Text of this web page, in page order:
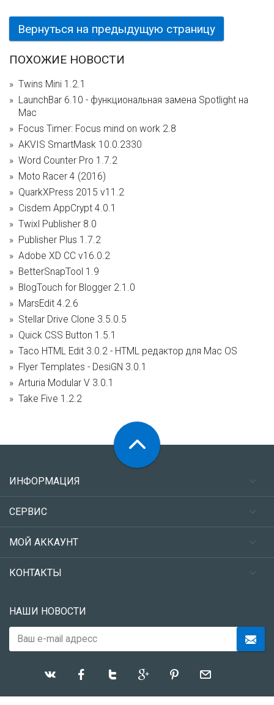
Вернуться на предыдущую страницу
ПОХОЖИЕ НОВОСТИ
Twins Mini 1.2.1
LaunchBar 6.10 - функциональная замена Spotlight на
Mac
Focus Timer: Focus mind on work 2.8
AKVIS SmartMask 10.0.2330
Word Counter Pro 1.7.2
Moto Racer 4 (2016)
QuarkXPress 2015 v11.2
Cisdem AppCrypt 4.0.1
Twixl Publisher 8.0
Publisher Plus 1.7.2
Adobe XD CC v16.0.2
BetterSnapTool 1.9
BlogTouch for Blogger 2.1.0
MarsEdit 4.2.6
Stellar Drive Clone 3.5.0.5
Quick CSS Button 1.5.1
Taco HTML Edit 3.0.2 - HTML редактор для Mac OS
Flyer Templates - DesiGN 3.0.1
Arturia Modular V 3.0.1
Take Five 1.2.2
ИНФОРМАЦИЯ
СЕРВИС
МОЙ АККАУНТ
КОНТАКТЫ
НАШИ НОВОСТИ